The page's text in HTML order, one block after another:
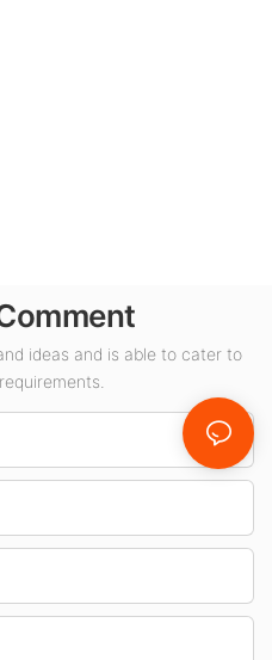
ideas and is able to cater to